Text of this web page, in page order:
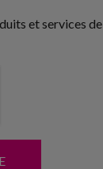
et services de